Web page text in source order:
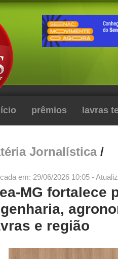
prêmios lavras
Jornalística/
em: 29/06/2026 10:05 -
MG fortalece
e região